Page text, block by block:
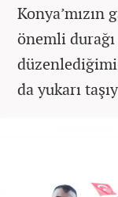
önemli
da yukarı